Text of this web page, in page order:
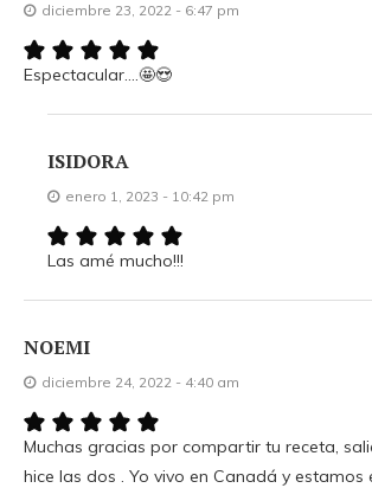
diciembre 23, 2022 - 6:47 pm
Espectacular….🤩😍
ISIDORA
enero 1, 2023 - 10:42 pm
Las amé mucho!!!
NOEMI
diciembre 24, 2022 - 4:40 am
Muchas gracias por compartir tu receta,
hice las dos . Yo vivo en Canadá y estamos